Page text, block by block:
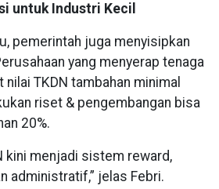
untuk Industri Kecil
pemerintah juga menyisipkan
yang menyerap tenaga
TKDN tambahan minimal
riset & pengembangan bisa
20%.
kini menjadi sistem reward,
administratif,” jelas Febri.